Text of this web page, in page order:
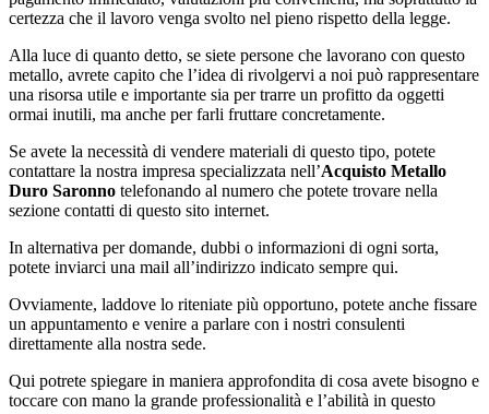
certezza che il lavoro venga svolto nel pieno rispetto della legge.
Alla luce di quanto detto, se siete persone che lavorano con questo
metallo, avrete capito che l’idea di rivolgervi a noi può rappresentare
una risorsa utile e importante sia per trarre un profitto da oggetti
ormai inutili, ma anche per farli fruttare concretamente.
Se avete la necessità di vendere materiali di questo tipo, potete
contattare la nostra impresa specializzata nell’Acquisto Metallo
Duro Saronno telefonando al numero che potete trovare nella
sezione contatti di questo sito internet.
In alternativa per domande, dubbi o informazioni di ogni sorta,
potete inviarci una mail all’indirizzo indicato sempre qui.
Ovviamente, laddove lo riteniate più opportuno, potete anche fissare
un appuntamento e venire a parlare con i nostri consulenti
direttamente alla nostra sede.
Qui potrete spiegare in maniera approfondita di cosa avete bisogno e
toccare con mano la grande professionalità e l’abilità in questo